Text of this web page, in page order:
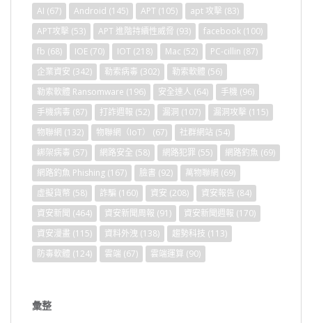
AI (67) Android (145) APT (105) apt 攻擊 (83)
APT攻擊 (53) APT 進階持續性威脅 (93) facebook (100)
fb (68) IOE (70) IOT (218) Mac (52) PC-cillin (87)
企業資安 (342) 勒索病毒 (302) 勒索軟體 (56)
勒索軟體 Ransomware (196) 安全達人 (64) 手機 (96)
手機病毒 (87) 打詐週報 (52) 漏洞 (107) 漏洞攻擊 (115)
物聯網 (132) 物聯網（IoT） (67) 社群網站 (54)
綁架病毒 (57) 網路安全 (58) 網路犯罪 (55) 網路釣魚 (69)
網路釣魚 Phishing (167) 臉書 (92) 萬物聯網 (69)
虛擬貨幣 (58) 詐騙 (160) 資安 (208) 資安報告 (84)
資安新聞 (464) 資安新聞周報 (91) 資安新聞週報 (170)
資安漫畫 (115) 資料外洩 (138) 趨勢科技 (113)
防毒軟體 (124) 雲端 (67) 雲端運算 (90)
彙整